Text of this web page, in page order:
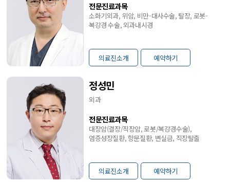
전문진료과목
소화기외과, 위암, 비만-대사수술, 탈장, 로봇-
복강경 수술, 외과내시경
의료진소개 예약하기
정성민
외과
전문진료과목
대장암(결장/직장암, 로봇/복강경수술),
염증성장질환, 항문질환, 변실금, 직장탈출
의료진소개 예약하기